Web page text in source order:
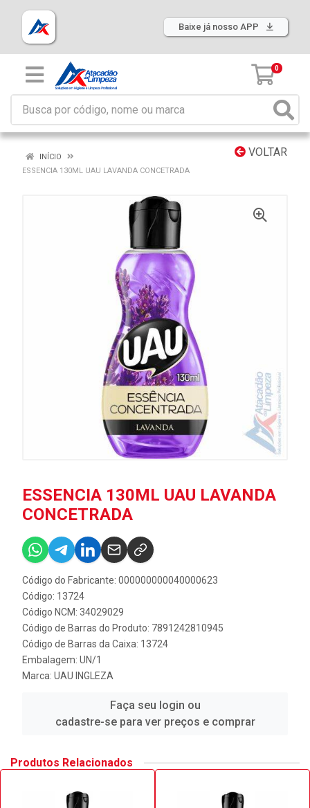
Baixe já nosso APP
0
VOLTAR
INÍCIO
ESSENCIA 130ML UAU LAVANDA CONCETRADA
ESSENCIA 130ML UAU LAVANDA
CONCETRADA
Código do Fabricante: 000000000040000623
Código: 13724
Código NCM: 34029029
Código de Barras do Produto: 7891242810945
Código de Barras da Caixa: 13724
Embalagem: UN/1
Marca: UAU INGLEZA
Faça seu login ou
cadastre-se para ver preços e comprar
Produtos Relacionados